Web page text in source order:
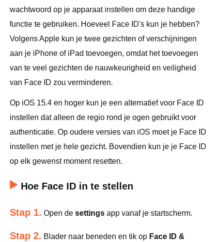
wachtwoord op je apparaat instellen om deze handige
functie te gebruiken. Hoeveel Face ID's kun je hebben?
Volgens Apple kun je twee gezichten of verschijningen
aan je iPhone of iPad toevoegen, omdat het toevoegen
van te veel gezichten de nauwkeurigheid en veiligheid
van Face ID zou verminderen.
Op iOS 15.4 en hoger kun je een alternatief voor Face ID
instellen dat alleen de regio rond je ogen gebruikt voor
authenticatie. Op oudere versies van iOS moet je Face ID
instellen met je hele gezicht. Bovendien kun je je Face ID
op elk gewenst moment resetten.
Hoe Face ID in te stellen
Stap 1. Open de settings app vanaf je startscherm.
Stap 2. Blader naar beneden en tik op Face ID &